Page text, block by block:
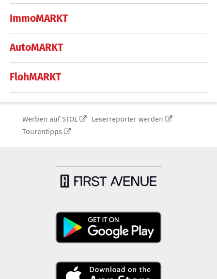
ImmoMARKT
AutoMARKT
FlohMARKT
Werben auf STOL
Leserreporter werden
Tourentipps